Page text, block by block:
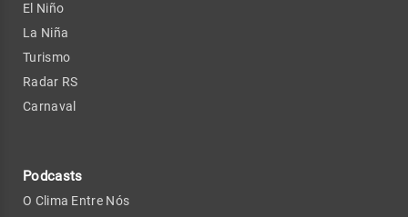
El Niño
La Niña
Turismo
Radar RS
Carnaval
Podcasts
O Clima Entre Nós